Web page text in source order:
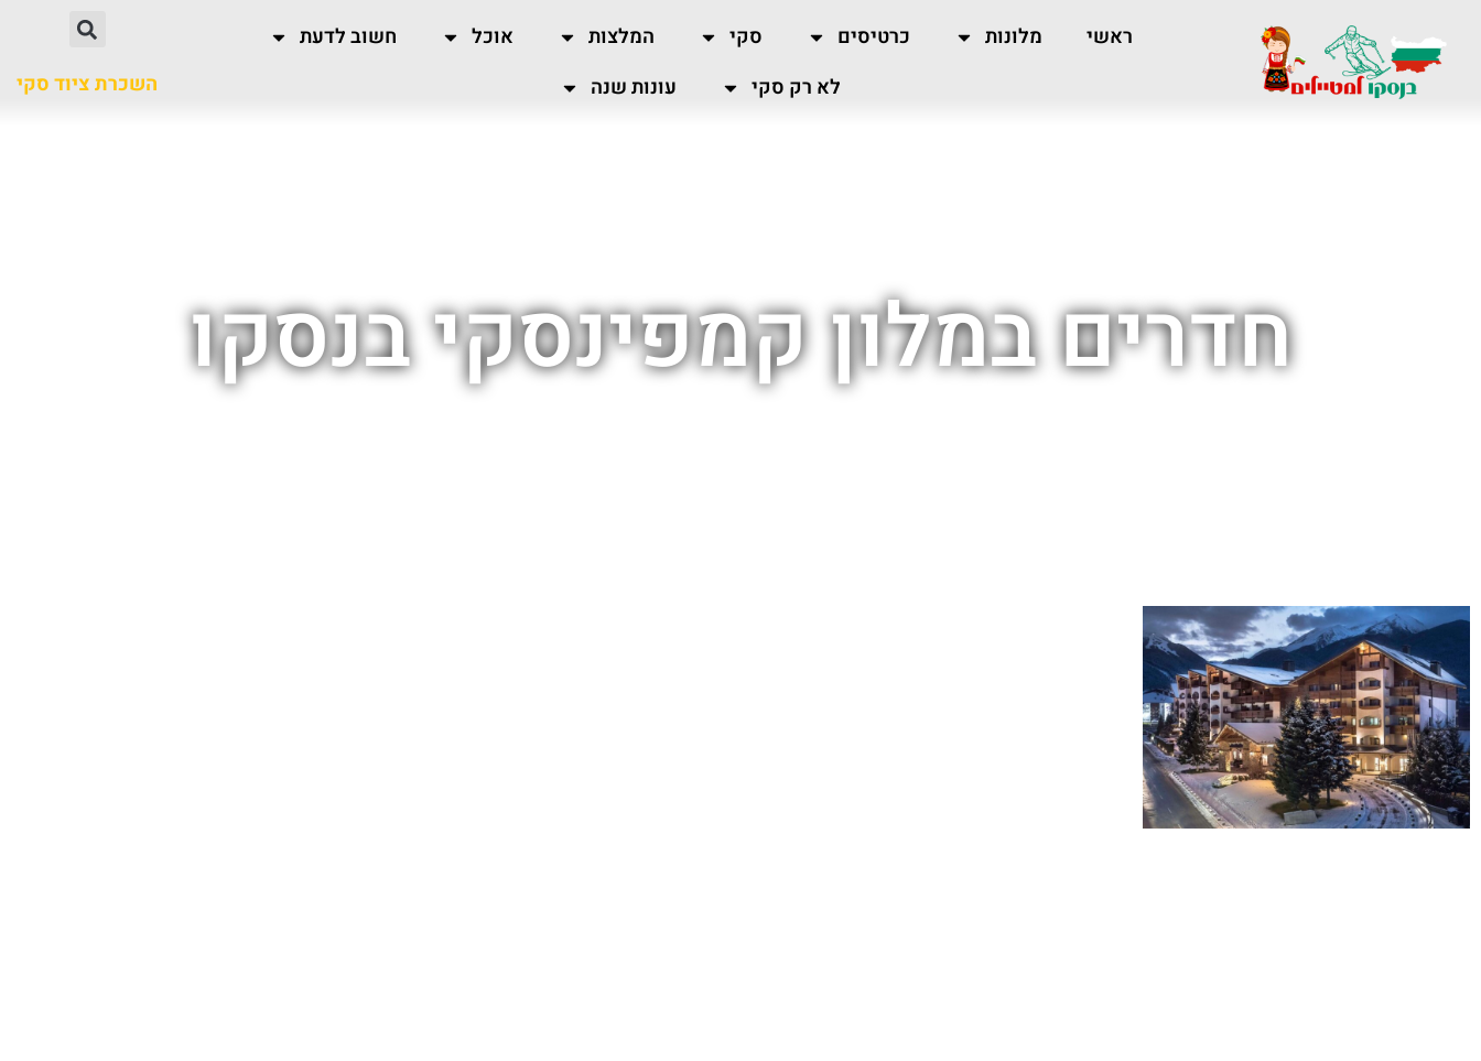
ראשי מלונות כרטיסים סקי המלצות אוכל
חשוב לדעת
לא רק סקי
עונות שנה השכרת ציוד סקי
חדרים במלון קמפינסקי בנסקו